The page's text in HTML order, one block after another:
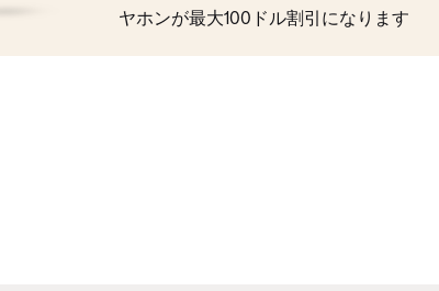
ヤホンが最大100ドル割引になります